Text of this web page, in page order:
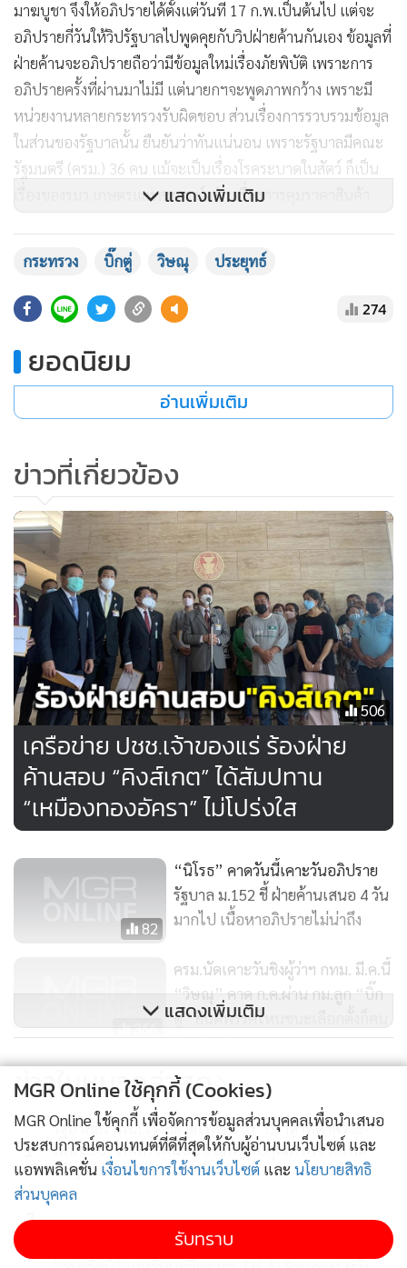
มาฆบูชา จึงให้อภิปรายได้ตั้งแต่วันที่ 17 ก.พ.เป็นต้นไป แต่จะ
อภิปรายกี่วันให้วิปรัฐบาลไปพูดคุยกับวิปฝ่ายค้านกันเอง ข้อมูลที่
ฝ่ายค้านจะอภิปรายถือว่ามีข้อมูลใหม่เรื่องภัยพิบัติ เพราะการ
อภิปรายครั้งที่ผ่านมาไม่มี แต่นายกฯจะพูดภาพกว้าง เพราะมี
หน่วยงานหลายกระทรวงรับผิดชอบ ส่วนเรื่องการรวบรวมข้อมูล
ในส่วนของรัฐบาลนั้น ยืนยันว่าทันแน่นอน เพราะรัฐบาลมีคณะ
รัฐมนตรี (ครม.) 36 คน แม้จะเป็นเรื่องโรคระบาดในสัตว์ ก็เป็น
เรื่องของรมว.เกษตรและสหกรณ์ ส่วนเรื่องการคุมราคาสินค้า
รมว.อุตสาหกรรม
“มันมีปัญหาบางอันที่นายกฯถามในกรณีญัตติบางประเด็น ซึ่ง
ผมเองก็ไม่เข้าใจ โดยเฉพาะประเด็นการเลือกตั้งย้อนยุคไปสู่
ระบบอุปถัมภ์และการใช้เงินเป็นหลัก คำถาม คือใครจะต้องตอบ
เพราะเราไม่มีกระทรวงเลือกตั้ง ซึ่งคณะกรรมการการเลือกตั้ง
ในการมีระบบอุปถัมภ์หรือการใช้เงินเป็นหลัก แต่รัฐบาลคงไม่ถึง
ขนาดจะต้องตอบทุกอัน เพราะมันเยอะฝ่ายค้านเองก็สามารถ
พูดในสิ่งที่ไม่ได้เขียนมาก็ได้” นายวิษณุ กล่าว
เมื่อถามว่า แบบนี้ถือเป็นการตีเช็คเปล่าหรือไม่ นายวิษณุ กล่าว
ว่า ไม่ใช่ การเขียนญัตติอภิปรายไม่ไว้วางใจ หรือการอภิปราย
ทั่วไป เขาก็ต้องเขียนแบบนี้ โดยจะขมวดไว้บรรทัดสุดท้ายเสมอ
ว่า ข้าพเจ้าจะอภิปรายต่อไป และครั้งนี้ก็เขียนแบบนั้น ทั้งนี้ การ
หารือกับนายกฯ ทีมงานของนายกฯก็มานั่งรับฟังด้วย เพื่อไป
เตรียมงานกันเอง ตนไม่ได้เตรียมอะไร
แสดงเพิ่มเติม
กระทรวง บิ๊กตู่ วิษณุ ประยุทธ์
274
ยอดนิยม
อ่านเพิ่มเติม
ข่าวที่เกี่ยวข้อง
506
เครือข่าย ปชช.เจ้าของแร่ ร้องฝ่าย
ค้านสอบ “คิงส์เกต” ได้สัมปทาน
“เหมืองทองอัครา” ไม่โปร่งใส
82
“นิโรธ” คาดวันนี้เคาะวันอภิปราย
รัฐบาล ม.152 ชี้ ฝ่ายค้านเสนอ 4 วัน
มากไป เนื้อหาอภิปรายไม่น่าถึง
366
ครม.นัดเคาะวันชิงผู้ว่าฯ กทม. มี.ค.นี้
“วิษณุ” คาด ก.ค.ผ่าน กม.ลูก “บิ๊ก
ตู่” ยินดีพรรคไหนชนะเลือกตั้งก็คน
ไทยด้วยกัน
73
วิปรัฐบาลมั่นการประชุมสภาฯ วันนี้
ไม่มีปัญหา ส.ส.เข้าประชุมได้ปกติ
แสดงเพิ่มเติม
ข่าวในหมวดล่าสุด
1
รัฐบาลสั่ง กฟภ.เร่งขยายไฟฟ้าเข้า "ปราสาทตาควาย-
เนิน 350" ให้เสร็จต้นปี 70 ยกระดับคุณภาพชีวิตเพิ่ม
ขวัญกำลังใจทหารแนวหน้า
2
MGR Online ใช้คุกกี้ (Cookies)
MGR Online ใช้คุกกี้ เพื่อจัดการข้อมูลส่วนบุคคลเพื่อนำเสนอ
ประสบการณ์คอนเทนต์ที่ดีที่สุดให้กับผู้อ่านบนเว็บไซต์ และ
แอพพลิเคชั่น เงื่อนไขการใช้งานเว็บไซต์ และ นโยบายสิทธิ
ส่วนบุคคล
รับทราบ